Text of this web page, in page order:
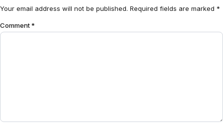
Your email address will not be published. Required fields are marked *
Comment*